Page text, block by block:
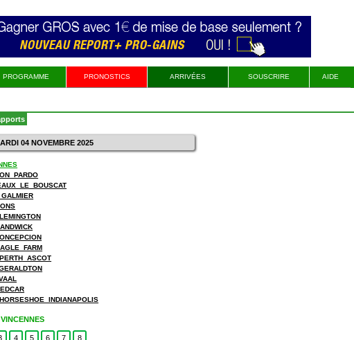
PROGRAMME PRONOSTICS ARRIVÉES SOUSCRIRE AIDE
04 NOVEMBRE 2025
4 5 6 7 8